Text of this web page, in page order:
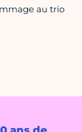
au trio